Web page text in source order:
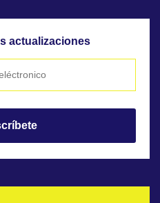
actualizaciones